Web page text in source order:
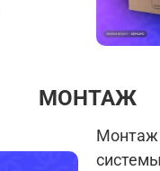
МОНТАЖ
Монтаж